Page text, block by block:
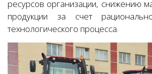
ресурсов организации, снижению
продукции за счет
технологического процесса.